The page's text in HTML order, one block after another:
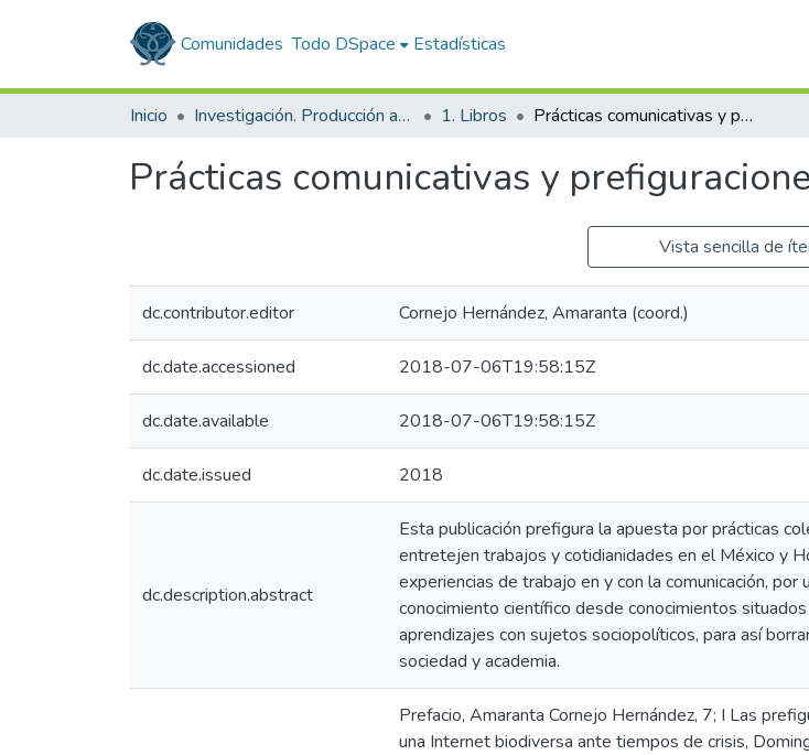
Comunidades Todo DSpace Estadísticas
Inicio Investigación. Producción académica 1. Libros Prácticas comunicativas y prefiguraciones políticas en tiempos inciertos
Prácticas comunicativas y
Vista sencilla de
dc.contributor.editor Cornejo Hernández, Amaranta (coord.)
dc.date.accessioned 2018-07-06T19:58:15Z
dc.date.available 2018-07-06T19:58:15Z
dc.date.issued 2018
dc.description.abstract
Esta publicación prefigura la apuesta por prácticas
entretejen trabajos y cotidianidades en el México y
experiencias de trabajo en y con la comunicación,
conocimiento científico desde conocimientos
aprendizajes con sujetos sociopolíticos, para así
sociedad y academia.
Prefacio, Amaranta Cornejo Hernández, 7; I Las
una Internet biodiversa ante tiempos de crisis,